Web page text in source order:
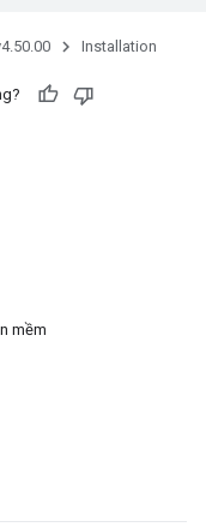
Installation
mềm